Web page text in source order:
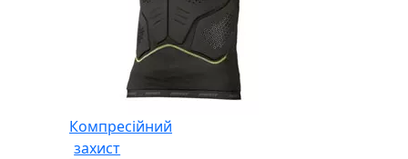
Компресійний
захист